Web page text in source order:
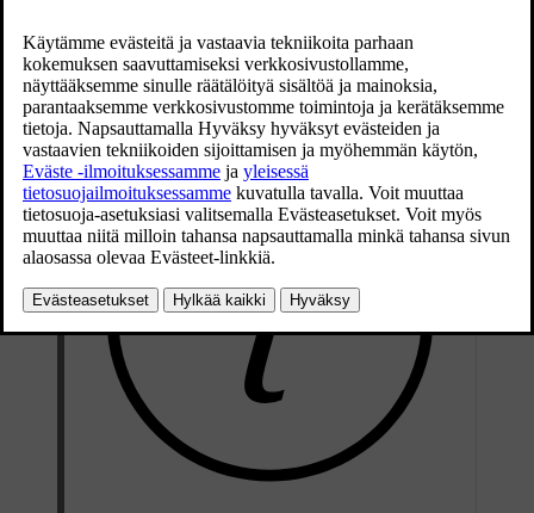
Hybridiakku ladataan latausjohtimen avulla, joka on sijoitettu
kuormatilassa olevaan säilytyslokeroon.